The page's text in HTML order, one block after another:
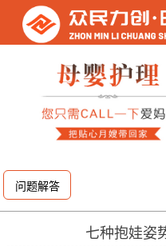
问题解答
七种抱娃姿